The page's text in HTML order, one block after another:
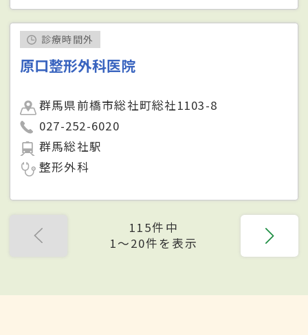
診療時間外
原口整形外科医院
群馬県前橋市総社町総社1103-8
027-252-6020
群馬総社駅
整形外科
115件中
1〜20件を表示